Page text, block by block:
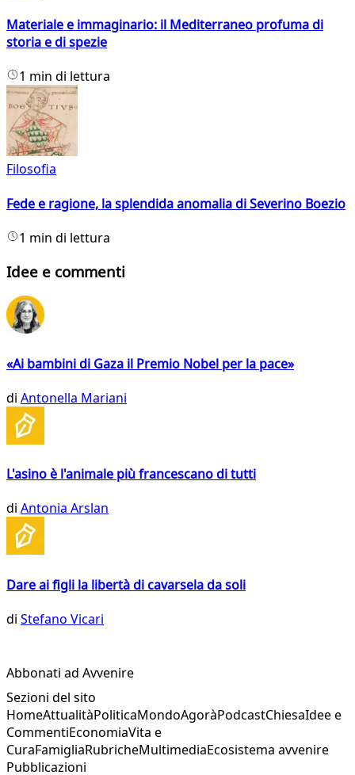
Materiale e immaginario: il Mediterraneo profuma di
storia e di spezie
1 min di lettura
Filosofia
Fede e ragione, la splendida anomalia di Severino Boezio
1 min di lettura
Idee e commenti
«Ai bambini di Gaza il Premio Nobel per la pace»
di Antonella Mariani
L'asino è l'animale più francescano di tutti
di Antonia Arslan
Dare ai figli la libertà di cavarsela da soli
di Stefano Vicari
Abbonati ad Avvenire
Sezioni del sito
HomeAttualitàPoliticaMondoAgoràPodcastChiesaIdee e
CommentiEconomiaVita e
CuraFamigliaRubricheMultimediaEcosistema avvenire
Pubblicazioni